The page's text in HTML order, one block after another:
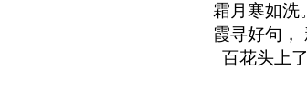
霜月寒如洗
霞寻好句，
百花头上